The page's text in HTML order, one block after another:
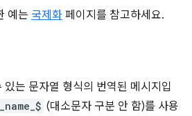
예는 국제화 페이지를 참고하세요.
있는 문자열 형식의 번역된 메시지입
(대소문자 구분 안 함)를 사용